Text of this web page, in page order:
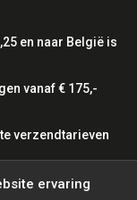
met andere
en naar België is
vanaf € 175,-
verzendtarieven
ervaring